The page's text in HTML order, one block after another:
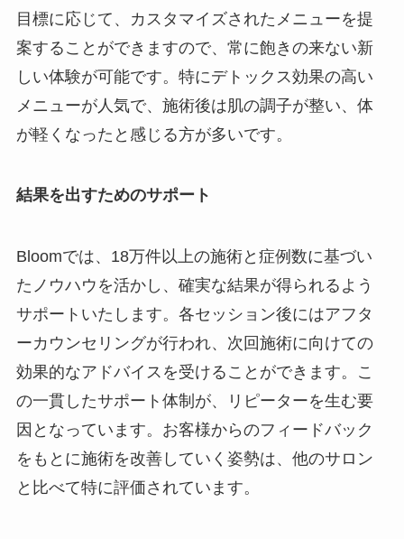
目標に応じて、カスタマイズされたメニューを提
案することができますので、常に飽きの来ない新
しい体験が可能です。特にデトックス効果の高い
メニューが人気で、施術後は肌の調子が整い、体
が軽くなったと感じる方が多いです。
結果を出すためのサポート
Bloomでは、18万件以上の施術と症例数に基づい
たノウハウを活かし、確実な結果が得られるよう
サポートいたします。各セッション後にはアフタ
ーカウンセリングが行われ、次回施術に向けての
効果的なアドバイスを受けることができます。こ
の一貫したサポート体制が、リピーターを生む要
因となっています。お客様からのフィードバック
をもとに施術を改善していく姿勢は、他のサロン
と比べて特に評価されています。